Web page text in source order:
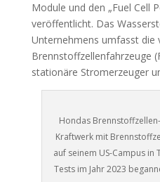
Module und den „Fuel Cell
veröffentlicht. Das
Unternehmens umfasst die
Brennstoffzellenfahrzeuge
stationäre Stromerzeuger
Hondas Brennstoffzellen-
Kraftwerk mit
auf seinem US-Campus
Tests im Jahr 2023